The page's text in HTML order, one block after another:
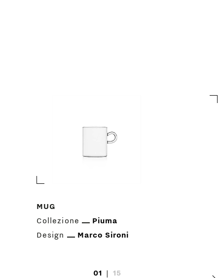
MUG
Collezione
Piuma
Design
Marco Sironi
01 | 15